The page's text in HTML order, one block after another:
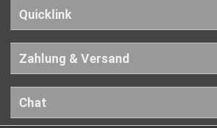
Quicklink
Zahlung & Versand
Chat